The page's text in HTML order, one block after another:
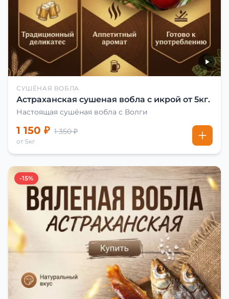
СУШЁНАЯ ВОБЛА
Астраханская сушеная вобла с икрой от 5кг.
Настоящая сушёная вобла с Волги
1 150 ₽ 1 350 ₽
от 5кг
-15%